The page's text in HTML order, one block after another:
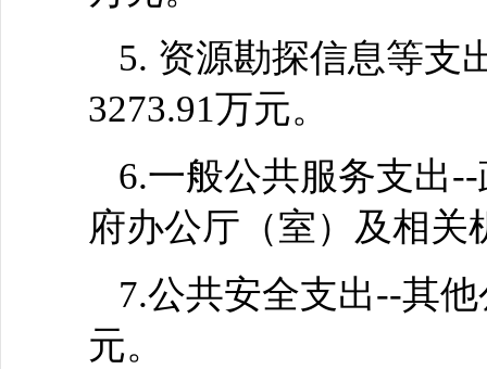
5. 资源勘探信息等支
3273.91万元。
6.一般公共服务支出
府办公厅（室）及相关
7.公共安全支出--其
元。